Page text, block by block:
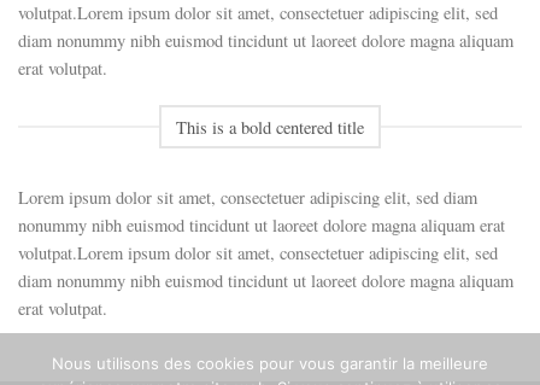
volutpat.Lorem ipsum dolor sit amet, consectetuer adipiscing elit, sed
diam nonummy nibh euismod tincidunt ut laoreet dolore magna aliquam
erat volutpat.
This is a bold centered title
Lorem ipsum dolor sit amet, consectetuer adipiscing elit, sed diam
nonummy nibh euismod tincidunt ut laoreet dolore magna aliquam erat
volutpat.Lorem ipsum dolor sit amet, consectetuer adipiscing elit, sed
diam nonummy nibh euismod tincidunt ut laoreet dolore magna aliquam
erat volutpat.
Nous utilisons des cookies pour vous garantir la meilleure